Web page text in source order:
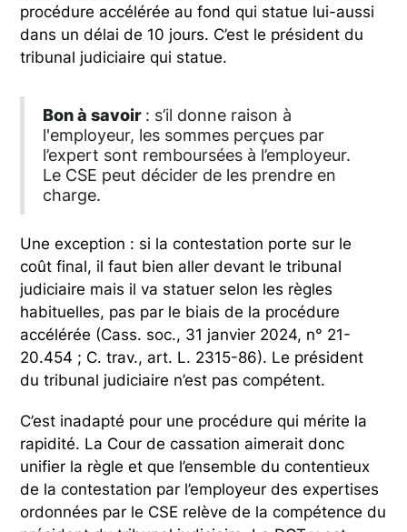
procédure accélérée au fond qui statue lui-aussi
dans un délai de 10 jours. C’est le président du
tribunal judiciaire qui statue.
Bon à savoir : s’il donne raison à
l'employeur, les sommes perçues par
l’expert sont remboursées à l’employeur.
Le CSE peut décider de les prendre en
charge.
Une exception : si la contestation porte sur le
coût final, il faut bien aller devant le tribunal
judiciaire mais il va statuer selon les règles
habituelles, pas par le biais de la procédure
accélérée (Cass. soc., 31 janvier 2024, n° 21-
20.454 ; C. trav., art. L. 2315-86). Le président
du tribunal judiciaire n’est pas compétent.
C’est inadapté pour une procédure qui mérite la
rapidité. La Cour de cassation aimerait donc
unifier la règle et que l’ensemble du contentieux
de la contestation par l’employeur des expertises
ordonnées par le CSE relève de la compétence du